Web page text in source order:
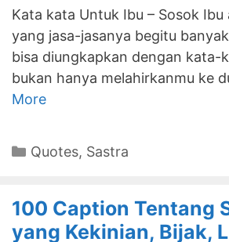
Kata kata Untuk Ibu – Sosok Ibu
yang jasa-jasanya begitu
bisa diungkapkan dengan kata-
bukan hanya melahirkanmu ke
More
Categories
Quotes, Sastra
100 Caption Tentang
yang Kekinian, Bijak,